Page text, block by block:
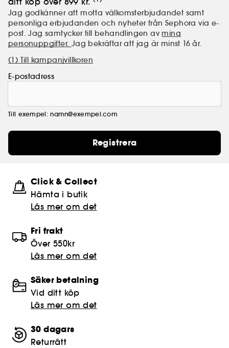
Jag godkänner att motta välkomsterbjudandet samt
personliga erbjudanden och nyheter från Sephora via e-
post. Jag samtycker till behandlingen av mina
personuppgifter. Jag bekräftar att jag är minst 16 år.
(1) Till kampanjvillkoren
E-postadress
Till exempel: namn@exempel.com
Registrera
Click & Collect
Hämta i butik​
Läs mer om det
Fri frakt
Över 550kr
Läs mer om det
Säker betalning
Vid ditt köp
Läs mer om det
30 dagars
Returrätt